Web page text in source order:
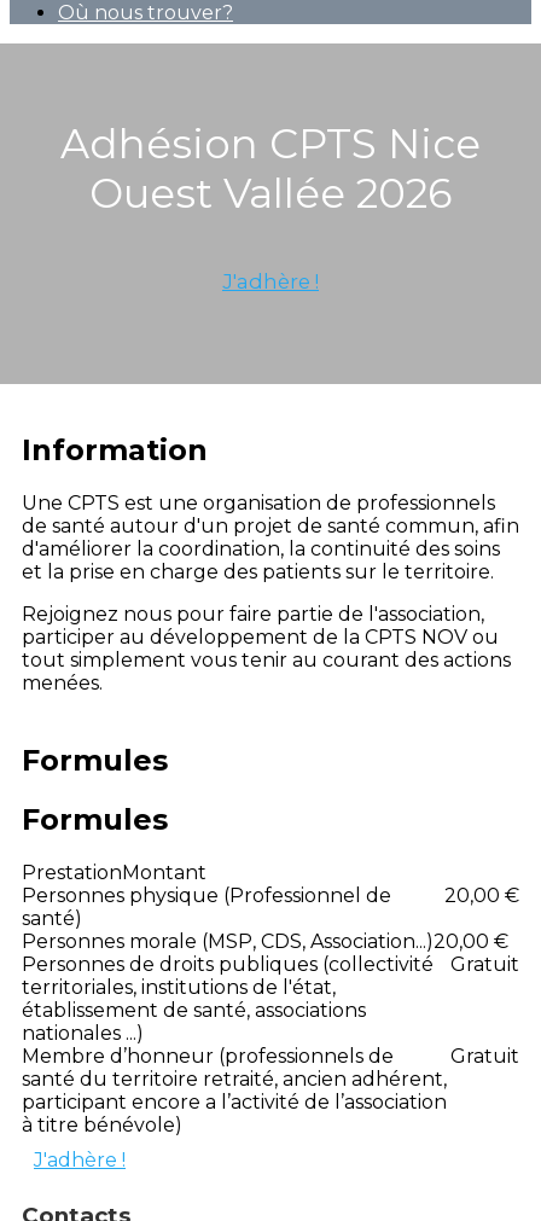
Où nous trouver?
Adhésion CPTS Nice
Ouest Vallée 2026
J'adhère !
Information
Une CPTS est une organisation de professionnels
de santé autour d'un projet de santé commun, afin
d'améliorer la coordination, la continuité des soins
et la prise en charge des patients sur le territoire.
Rejoignez nous pour faire partie de l'association,
participer au développement de la CPTS NOV ou
tout simplement vous tenir au courant des actions
menées.
Formules
Formules
PrestationMontant
Personnes physique (Professionnel de
santé)
20,00 €
Personnes morale (MSP, CDS, Association...)20,00 €
Personnes de droits publiques (collectivité
territoriales, institutions de l'état,
établissement de santé, associations
nationales ...)
Gratuit
Membre d’honneur (professionnels de
santé du territoire retraité, ancien adhérent,
participant encore a l’activité de l’association
à titre bénévole)
Gratuit
J'adhère !